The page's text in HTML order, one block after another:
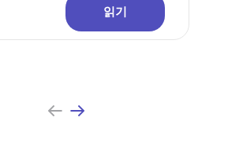
읽기
이
다